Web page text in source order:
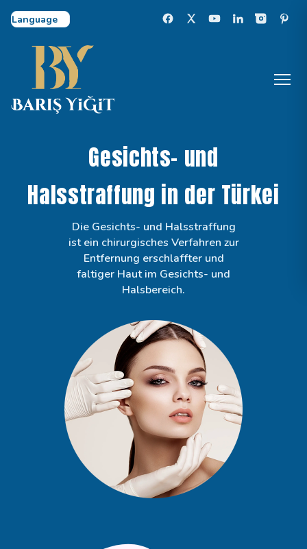
Select Language
Gesichts- und
Halsstraffung in der Türkei
Die Gesichts- und Halsstraffung
ist ein chirurgisches Verfahren zur
Entfernung erschlaffter und
faltiger Haut im Gesichts- und
Halsbereich.